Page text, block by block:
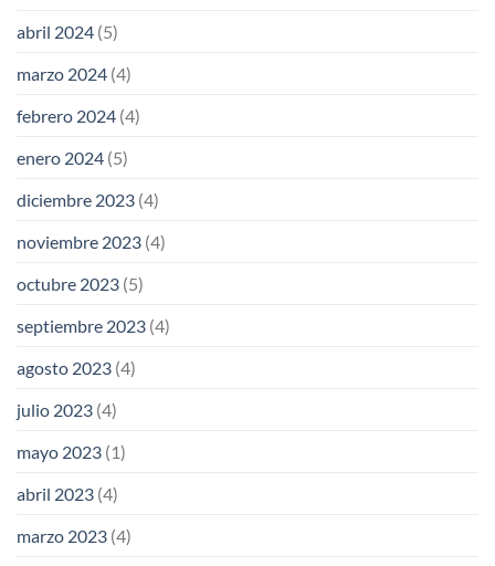
abril 2024 (5)
marzo 2024 (4)
febrero 2024 (4)
enero 2024 (5)
diciembre 2023 (4)
noviembre 2023 (4)
octubre 2023 (5)
septiembre 2023 (4)
agosto 2023 (4)
julio 2023 (4)
mayo 2023 (1)
abril 2023 (4)
marzo 2023 (4)